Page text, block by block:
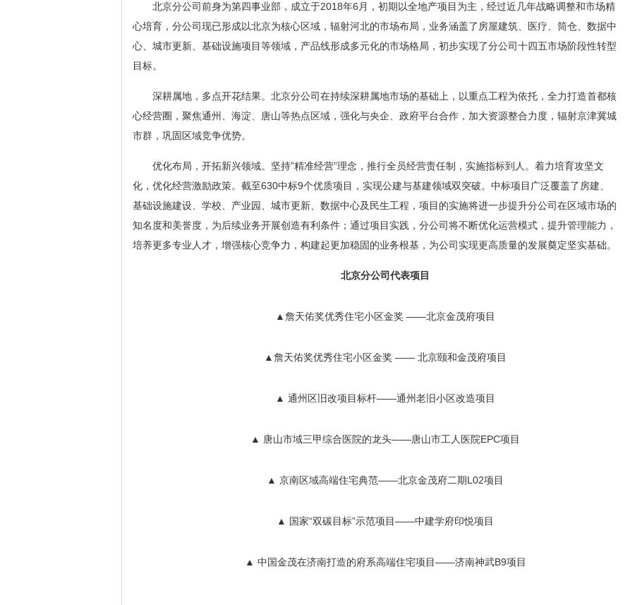
北京分公司前身为第四事业部，成立于2018年6月，初期以全地产项目为主，经过近几年战略调整和市场精
心培育，分公司现已形成以北京为核心区域，辐射河北的市场布局，业务涵盖了房屋建筑、医疗、筒仓、数据中
心、城市更新、基础设施项目等领域，产品线形成多元化的市场格局，初步实现了分公司十四五市场阶段性转型
目标。
深耕属地，多点开花结果。北京分公司在持续深耕属地市场的基础上，以重点工程为依托，全力打造首都核
心经营圈，聚焦通州、海淀、唐山等热点区域，强化与央企、政府平台合作，加大资源整合力度，辐射京津冀城
市群，巩固区域竞争优势。
优化布局，开拓新兴领域。坚持”精准经营”理念，推行全员经营责任制，实施指标到人。着力培育攻坚文
化，优化经营激励政策。截至630中标9个优质项目，实现公建与基建领域双突破。中标项目广泛覆盖了房建、
基础设施建设、学校、产业园、城市更新、数据中心及民生工程，项目的实施将进一步提升分公司在区域市场的
知名度和美誉度，为后续业务开展创造有利条件；通过项目实践，分公司将不断优化运营模式，提升管理能力，
培养更多专业人才，增强核心竞争力，构建起更加稳固的业务根基，为公司实现更高质量的发展奠定坚实基础。
北京分公司代表项目
▲詹天佑奖优秀住宅小区金奖 ——北京金茂府项目
▲詹天佑奖优秀住宅小区金奖 —— 北京颐和金茂府项目
▲ 通州区旧改项目标杆——通州老旧小区改造项目
▲ 唐山市域三甲综合医院的龙头——唐山市工人医院EPC项目
▲ 京南区域高端住宅典范——北京金茂府二期L02项目
▲ 国家“双碳目标”示范项目——中建学府印悦项目
▲ 中国金茂在济南打造的府系高端住宅项目——济南神武B9项目